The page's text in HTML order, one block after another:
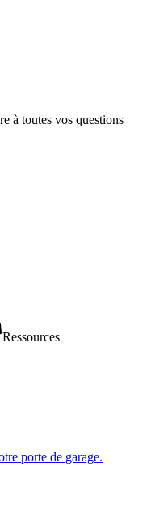
à toutes vos questions
Ressources
porte de garage.